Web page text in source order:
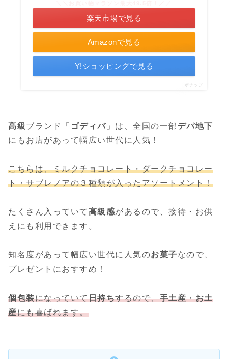
Amazonで見る
楽天市場で見る
Y!ショッピングで見る
ポチップ
高級ブランド「 ゴディバ 」は、全国の一部 デパ地下
にもお店があって幅広い世代に人気！
こちらは、ミルクチョコレート・ダークチョコレー
ト・サブレノアの３種類が入ったアソートメント！
たくさん入っていて 高級感があるので、接待・お供
えにも利用できます。
知名度があって幅広い世代に人気のお菓子なので、
プレゼントにおすすめ！
個包装になっていて日持ちするので、手土産・お土
産にも喜ばれます。